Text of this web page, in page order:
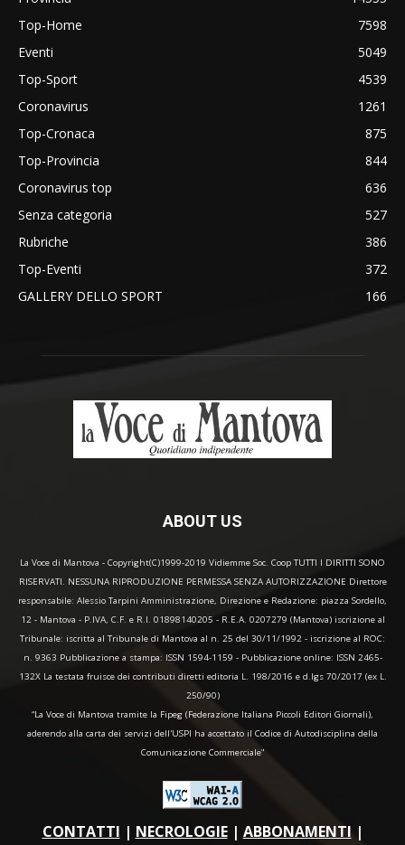
Top-Home
7598
Eventi
5049
Top-Sport
4539
Coronavirus
1261
Top-Cronaca
875
Top-Provincia
844
Coronavirus top
636
Senza categoria
527
Rubriche
386
Top-Eventi
372
GALLERY DELLO SPORT
166
ABOUT US
La Voce di Mantova - Copyright(C)1999-2019 Vidiemme Soc. Coop TUTTI I DIRITTI SONO
RISERVATI. NESSUNA RIPRODUZIONE PERMESSA SENZA AUTORIZZAZIONE Direttore
responsabile: Alessio Tarpini Amministrazione, Direzione e Redazione: piazza Sordello,
12 - Mantova - P.IVA, C.F. e R.I. 01898140205 - R.E.A. 0207279 (Mantova) iscrizione al
Tribunale: iscritta al Tribunale di Mantova al n. 25 del 30/11/1992 - iscrizione al ROC:
n. 9363 Pubblicazione a stampa: ISSN 1594-1159 - Pubblicazione online: ISSN 2465-
132X La testata fruisce dei contributi diretti editoria L. 198/2016 e d.lgs 70/2017 (ex L.
250/90)
“La Voce di Mantova tramite la Fipeg (Federazione Italiana Piccoli Editori Giornali),
aderendo alla carta dei servizi dell'USPI ha accettato il Codice di Autodisciplina della
Comunicazione Commerciale"
CONTATTI | NECROLOGIE| ABBONAMENTI |